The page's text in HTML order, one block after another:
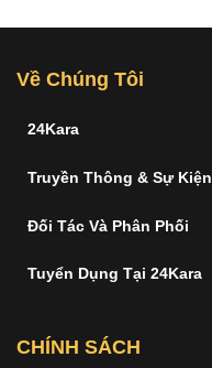
Về Chúng Tôi
24Kara
Truyền Thông & Sự Kiện
Đối Tác Và Phân Phối
Tuyển Dụng Tại 24Kara
CHÍNH SÁCH